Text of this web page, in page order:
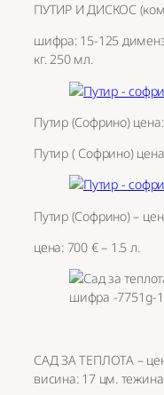
ПУТИР И ДИСКОС
шифра: 15-125
кг. 250 мл.
Путир (Софрино)
Путир ( Софрино)
Путир (Софрино) –
цена: 700 € – 1.5 л.
САД ЗА ТЕПЛОТА –
висина: 17 цм.